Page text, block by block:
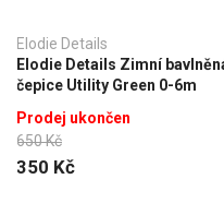
Elodie Details
Elodie Details Zimní
čepice Utility Green 0-6m
650 Kč
350 Kč
Prodej ukončen